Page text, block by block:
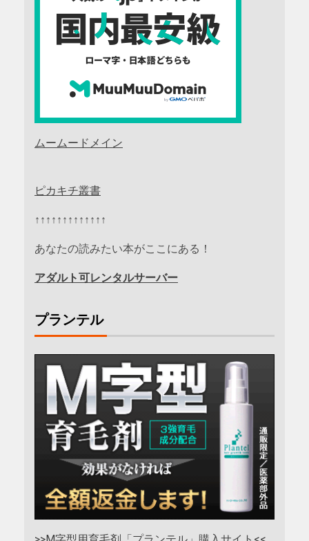
ムームードメイン
ピカキチ叢書
↑↑↑↑↑↑↑↑↑↑↑↑↑
あなたの読みたい本がここにある！
アダルト可レンタルサーバー
プランテル